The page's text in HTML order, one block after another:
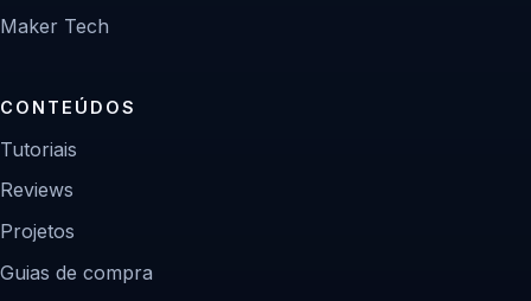
Maker Tech
CONTEÚDOS
Tutoriais
Reviews
Projetos
Guias de compra